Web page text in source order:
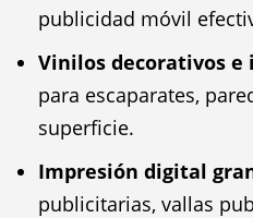
publicidad móvil
Vinilos decorativos
para escaparates,
superficie.
Impresión digital
publicitarias, vallas